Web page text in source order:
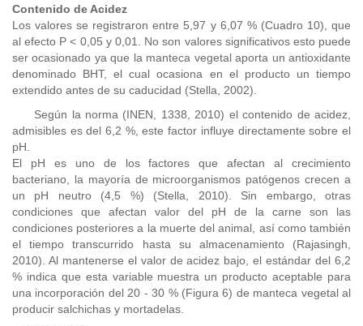
Contenido de Acidez
Los valores se registraron entre 5,97 y 6,07 % (Cuadro 10), que
al efecto P < 0,05 y 0,01. No son valores significativos esto puede
ser ocasionado ya que la manteca vegetal aporta un antioxidante
denominado BHT, el cual ocasiona en el producto un tiempo
extendido antes de su caducidad (Stella, 2002).
Según la norma (INEN, 1338, 2010) el contenido de acidez,
admisibles es del 6,2 %, este factor influye directamente sobre el
pH.
El pH es uno de los factores que afectan al crecimiento
bacteriano, la mayoría de microorganismos patógenos crecen a
un pH neutro (4,5 %) (Stella, 2010). Sin embargo, otras
condiciones que afectan valor del pH de la carne son las
condiciones posteriores a la muerte del animal, así como también
el tiempo transcurrido hasta su almacenamiento (Rajasingh,
2010). Al mantenerse el valor de acidez bajo, el estándar del 6,2
% indica que esta variable muestra un producto aceptable para
una incorporación del 20 - 30 % (Figura 6) de manteca vegetal al
producir salchichas y mortadelas.